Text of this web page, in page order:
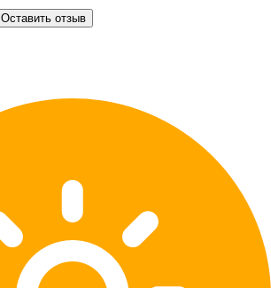
Оставить отзыв